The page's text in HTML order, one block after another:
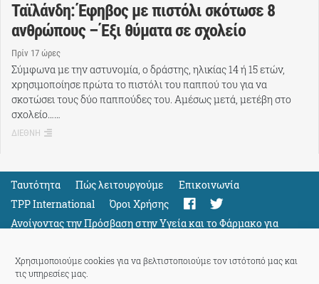
Χρησιμοποιούμε cookies για να βελτιστοποιούμε τον ιστότοπό μας και
τις υπηρεσίες μας.
Ταϊλάνδη: Έφηβος με πιστόλι σκότωσε 8
ανθρώπους – Έξι θύματα σε σχολείο
Πρίν 17 ώρες
Σύμφωνα με την αστυνομία, ο δράστης, ηλικίας 14 ή 15 ετών,
χρησιμοποίησε πρώτα το πιστόλι του παππού του για να
σκοτώσει τους δύο παππούδες του. Αμέσως μετά, μετέβη στο
σχολείο……
ΔΙΕΘΝΗ
Ταυτότητα Πώς λειτουργούμε
Eπικοινωνία
TPP International
Όροι Χρήσης
Ανοίγοντας την Πρόσβαση στην Υγεία και το Φάρμακο για
Όλους
Support